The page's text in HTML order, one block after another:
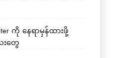
ကို နေရာမှန်ထားဖို့
းတွေ